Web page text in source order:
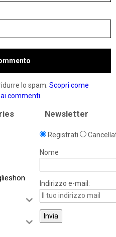
lo spam. Scopri come
commenti.
Newsletter
Registrati
Nome
Indirizzo e-mail: